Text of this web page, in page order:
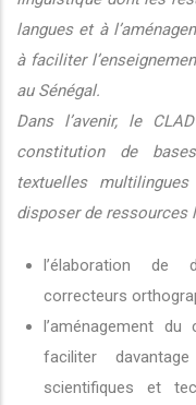
langues et à
à faciliter
au Sénégal.
Dans l’avenir, le
constitution de
textuelles
disposer de ressources
l’élaboration de
correcteurs
l’aménagement
faciliter
scientifiques et